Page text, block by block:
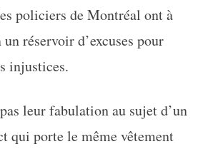
policiers de Montréal ont à
réservoir d’excuses pour
injustices.
leur fabulation au sujet d’un
qui porte le même vêtement